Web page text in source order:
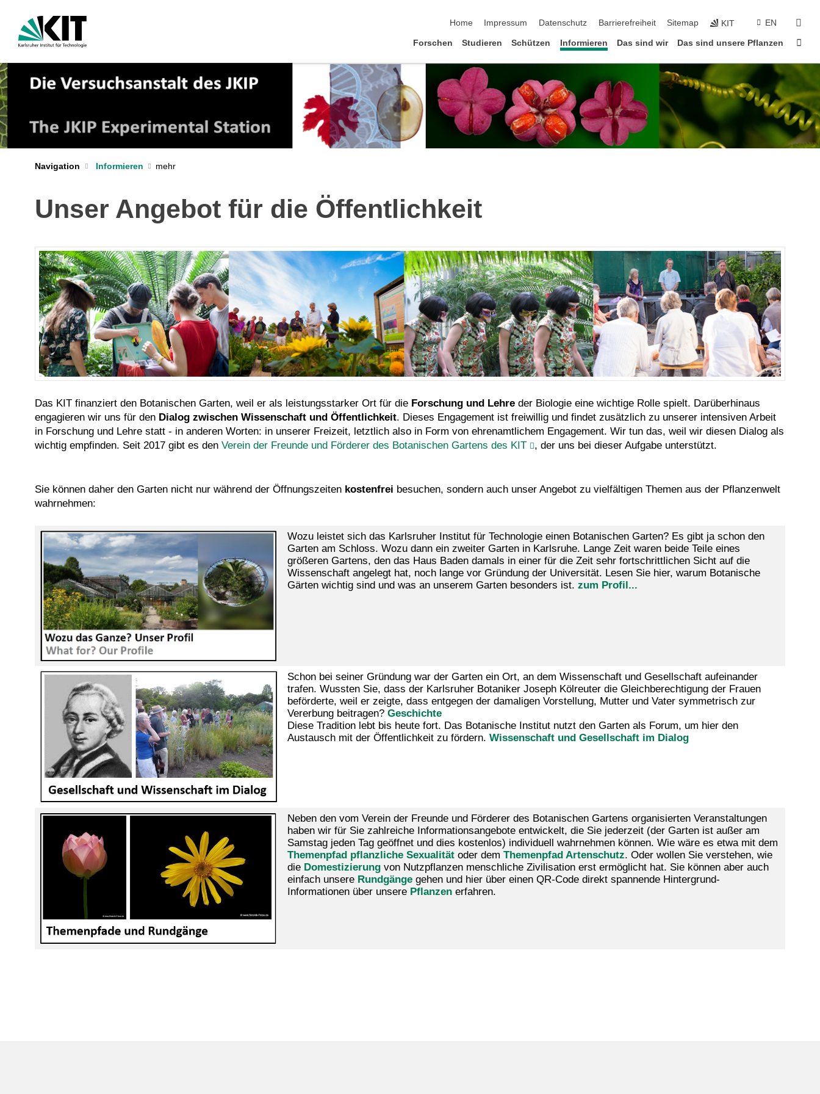
Home
Impressum Datenschutz Barrierefreiheit Sitemap KIT EN
Forschen Studieren Schützen Informieren Das sind wir Das sind unsere Pflanzen
Navigation Informieren
Unser Angebot für die Öffentlichkeit
Das KIT finanziert den Botanischen Garten, weil er als leistungsstarker Ort für die Forschung und Lehre der Biologie eine wichtige Rolle spielt. Darüberhinaus
engagieren wir uns für den Dialog zwischen Wissenschaft und Öffentlichkeit. Dieses Engagement ist freiwillig und findet zusätzlich zu unserer intensiven Arbeit
in Forschung und Lehre statt - in anderen Worten: in unserer Freizeit, letztlich also in Form von ehrenamtlichem Engagement. Wir tun das, weil wir diesen Dialog als
wichtig empfinden. Seit 2017 gibt es den Verein der Freunde und Förderer des Botanischen Gartens des KIT , der uns bei dieser Aufgabe unterstützt.
Sie können daher den Garten nicht nur während der Öffnungszeiten kostenfrei besuchen, sondern auch unser Angebot zu vielfältigen Themen aus der Pflanzenwelt
wahrnehmen:
Wozu leistet sich das Karlsruher Institut für Technologie einen Botanischen Garten? Es gibt ja schon den
Garten am Schloss. Wozu dann ein zweiter Garten in Karlsruhe. Lange Zeit waren beide Teile eines
größeren Gartens, den das Haus Baden damals in einer für die Zeit sehr fortschrittlichen Sicht auf die
Wissenschaft angelegt hat, noch lange vor Gründung der Universität. Lesen Sie hier, warum Botanische
Gärten wichtig sind und was an unserem Garten besonders ist. zum Profil...
Schon bei seiner Gründung war der Garten ein Ort, an dem Wissenschaft und Gesellschaft aufeinander
trafen. Wussten Sie, dass der Karlsruher Botaniker Joseph Kölreuter die Gleichberechtigung der Frauen
beförderte, weil er zeigte, dass entgegen der damaligen Vorstellung, Mutter und Vater symmetrisch zur
Vererbung beitragen? Geschichte
Diese Tradition lebt bis heute fort. Das Botanische Institut nutzt den Garten als Forum, um hier den
Austausch mit der Öffentlichkeit zu fördern. Wissenschaft und Gesellschaft im Dialog
Neben den vom Verein der Freunde und Förderer des Botanischen Gartens organisierten Veranstaltungen
haben wir für Sie zahlreiche Informationsangebote entwickelt, die Sie jederzeit (der Garten ist außer am
Samstag jeden Tag geöffnet und dies kostenlos) individuell wahrnehmen können. Wie wäre es etwa mit dem
Themenpfad pflanzliche Sexualitätoder dem Themenpfad Artenschutz. Oder wollen Sie verstehen, wie
die Domestizierungvon Nutzpflanzen menschliche Zivilisation erst ermöglicht hat. Sie können aber auch
einfach unsere Rundgängegehen und hier über einen QR-Code direkt spannende Hintergrund-
Informationen über unsere Pflanzenerfahren.